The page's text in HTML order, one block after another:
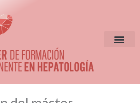
Módulos